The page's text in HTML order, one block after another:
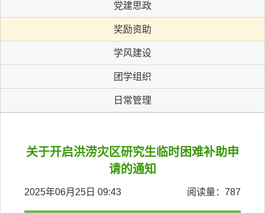
党建思政
奖励资助
学风建设
团学组织
日常管理
关于开启洪涝灾区研究生临时困难补助申
请的通知
2025年06月25日 09:43 阅读量： 787